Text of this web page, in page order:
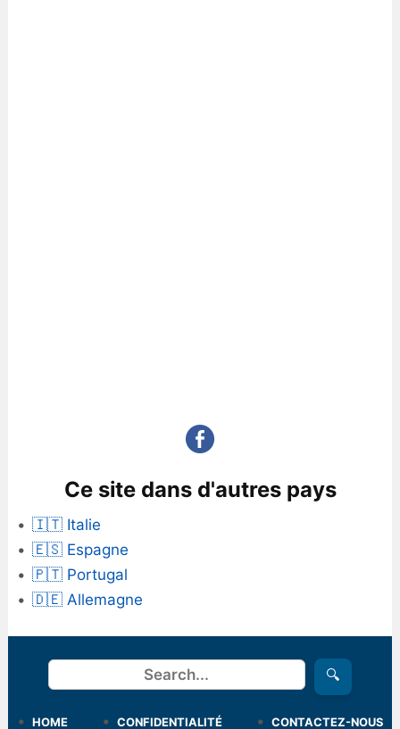
Ce site dans d'autres pays
🇮🇹 Italie
🇪🇸 Espagne
🇵🇹 Portugal
🇩🇪 Allemagne
Rechercher 🔍
HOME CONFIDENTIALITÉ CONTACTEZ-NOUS